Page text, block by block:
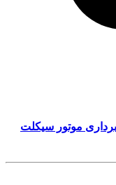
موتور سیکلت